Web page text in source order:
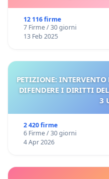
12 116 firme
7 Firme / 30 giorni
13 Feb 2025
PETIZIONE:
DIFENDERE I DIRITTI
3
2 420 firme
6 Firme / 30 giorni
4 Apr 2026